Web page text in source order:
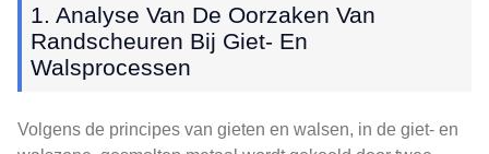
1. Analyse Van De Oorzaken Van
Randscheuren Bij Giet- En
Walsprocessen
Volgens de principes van gieten en walsen, in de giet- en